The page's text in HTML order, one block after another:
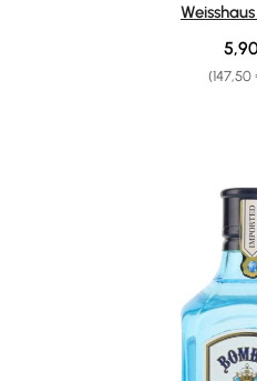
(147,50